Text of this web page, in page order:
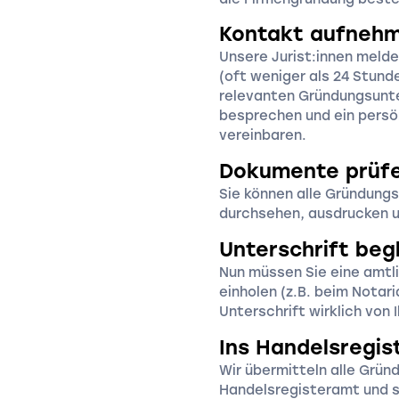
Kontakt
Unsere Jurist:innen
(oft weniger als 24
relevanten
besprechen und ein
vereinbaren.
Dokumente
Sie können alle
durchsehen, ausdrucken
Unterschrift
Nun müssen Sie eine
einholen (z.B. beim
Unterschrift wirklich von
Ins
Wir übermitteln alle
Handelsregisteramt und